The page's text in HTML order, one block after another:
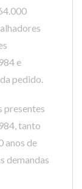
e
pedido.
presentes
tanto
anos de
demandas